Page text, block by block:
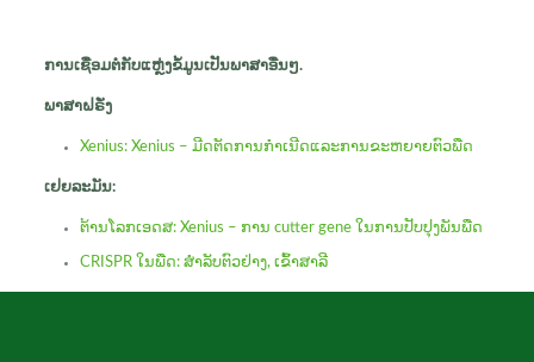
ການເຊື່ອມຕໍ່ກັບແຫຼ່ງຂໍ້ມູນເປັນພາສາອື່ນໆ.
ພາ​ສາ​ຝຣັ່ງ
Xenius: Xenius – ມີດຕັດການກໍາເນີດແລະການຂະຫຍາຍຕົວພືດ
ເຢຍລະມັນ:
ຕ້ານໂລກເອດສ: Xenius – ການ cutter gene ໃນການປັບປຸງພັນພືດ
CRISPR ໃນພືດ: ສໍາລັບຕົວຢ່າງ, ເຂົ້າສາລີ